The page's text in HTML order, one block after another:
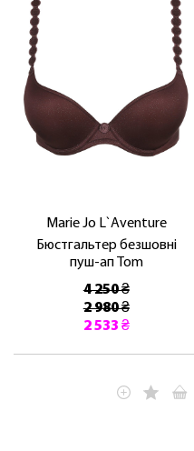
Marie Jo L`Aventure
Бюстгальтер безшовні
пуш-ап Tom
4 250 ₴
2 980 ₴
2 533 ₴